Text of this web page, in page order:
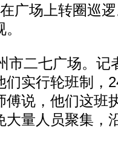
广场上转圈巡
二七广场。记
实行轮班制，
说，他们这班
大量人员聚集，